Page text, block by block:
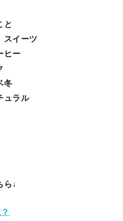
と
スイーツ
ヒー
冬
ュラル
ら↓